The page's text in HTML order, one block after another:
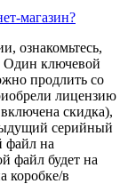
магазин?
ознакомьтесь,
Один ключевой
продлить со
лицензию
скидка),
серийный
файл на
файл будет на
коробке/в